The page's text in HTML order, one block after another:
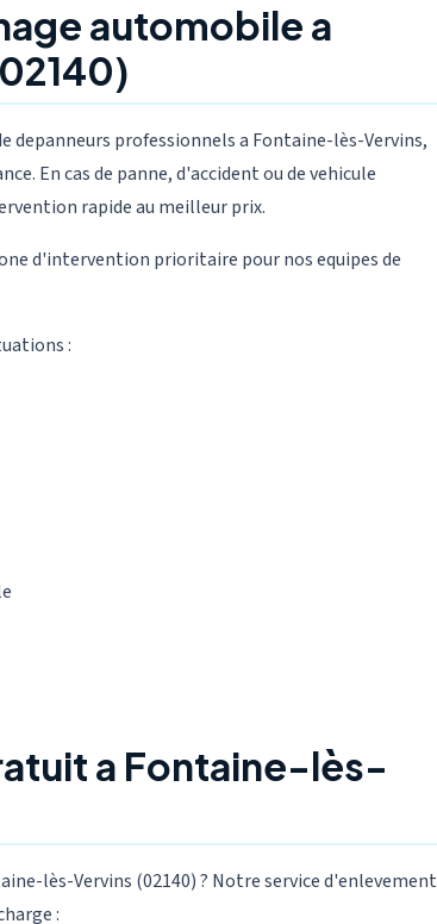
automobile a
depanneurs professionnels a Fontaine-lès-Vervins,
En cas de panne, d'accident ou de vehicule
rapide au meilleur prix.
d'intervention prioritaire pour nos equipes de
:
a Fontaine-lès-
lès-Vervins (02140) ? Notre service d'enlevement
: